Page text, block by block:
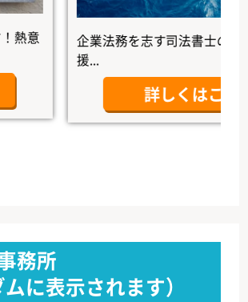
企業法務を志す司法書士の未来を、
詳しくはこちら
務所
ムに表示されます）